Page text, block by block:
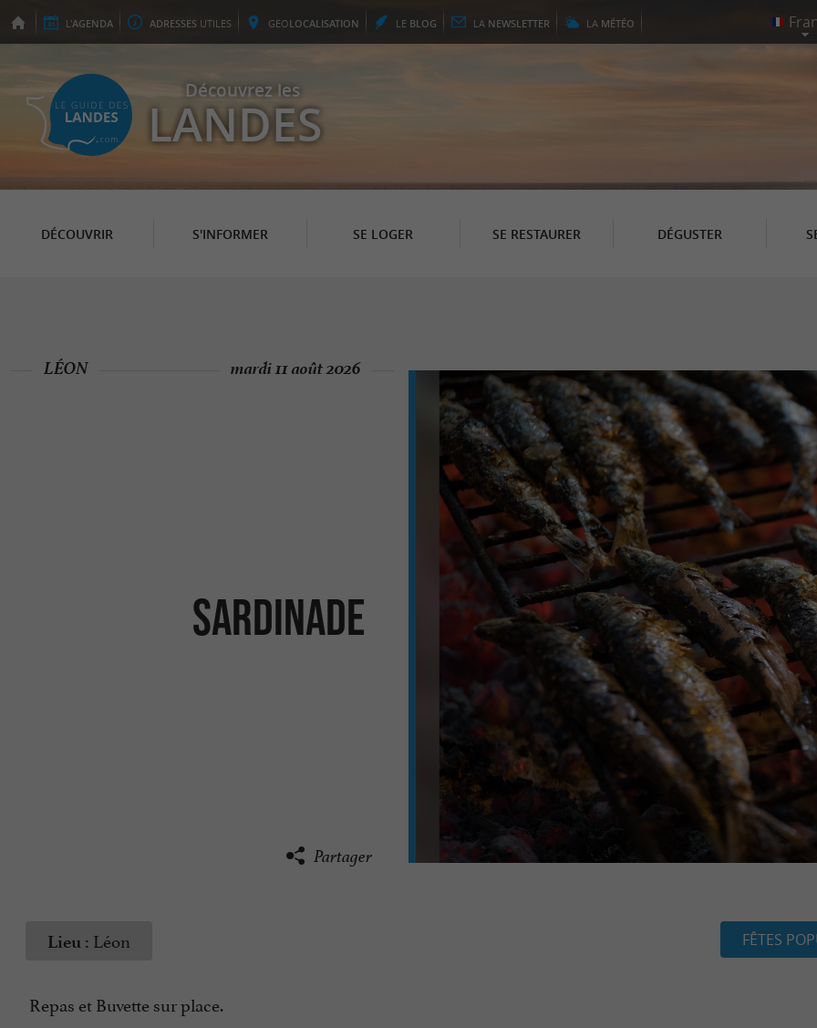
L'AGENDA ADRESSES UTILES GEOLOCALISATION LE BLOG LA NEWSLETTER LA MÉTÉO
Découvrez les
LANDES
DÉCOUVRIR S'INFORMER SE LOGER SE RESTAURER DÉGUSTER
Sardinade
LÉON mardi 11 août 2026
Partager
Lieu : Léon FÊTES
Repas et Buvette sur place.